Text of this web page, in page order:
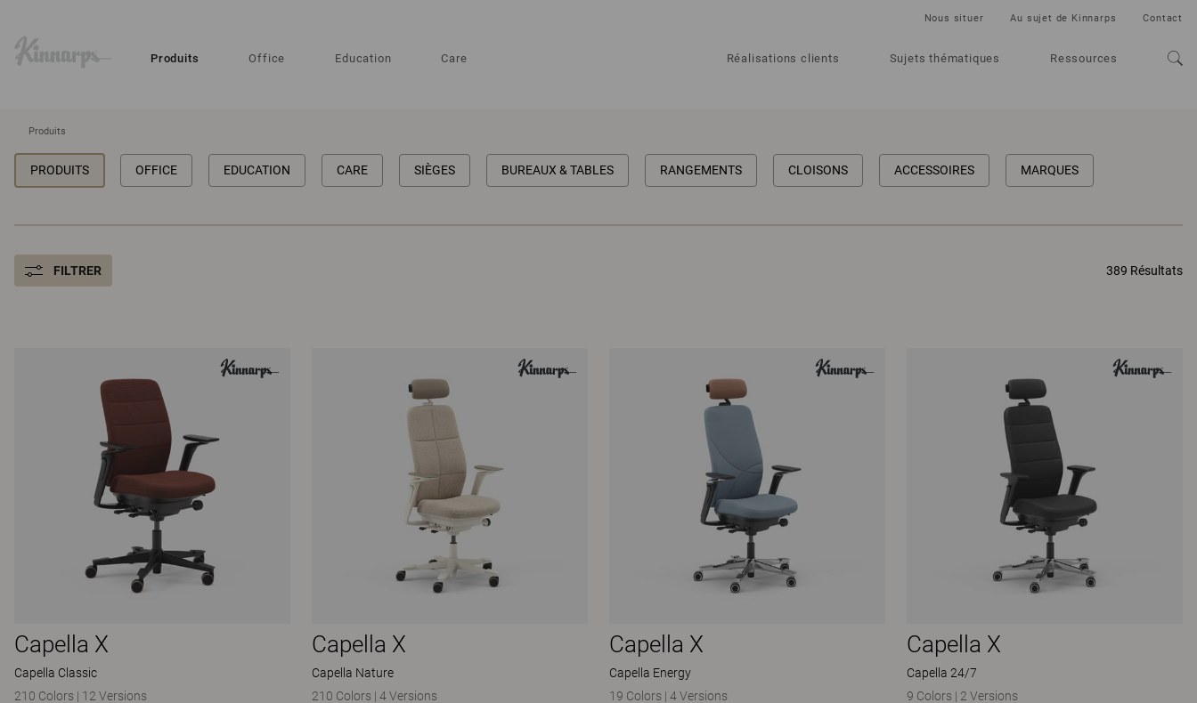
Produits Office Education Care Réalisations clients Sujets thématiques Ressources
Nous situer Au sujet de Kinnarps Contact
Produits
PRODUITS OFFICE EDUCATION CARE SIÈGES BUREAUX & TABLES RANGEMENTS CLOISONS ACCESSOIRES MARQUES
FILTRER 389 Résultats
Capella X
Capella Classic
210 Colors | 12 Versions
Capella X
Capella Nature
210 Colors | 4 Versions
Capella X
Capella Energy
19 Colors | 4 Versions
Capella X
Capella 24/7
9 Colors | 2 Versions